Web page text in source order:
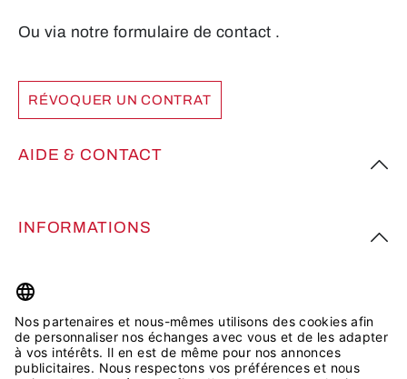
Ou via notre formulaire de contact .
RÉVOQUER UN CONTRAT
AIDE & CONTACT
INFORMATIONS
PLUS D’INSPIRATION